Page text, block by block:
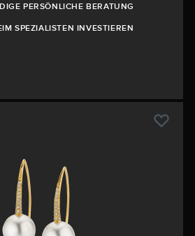
PERSÖNLICHE BERATUNG
SPEZIALISTEN INVESTIEREN